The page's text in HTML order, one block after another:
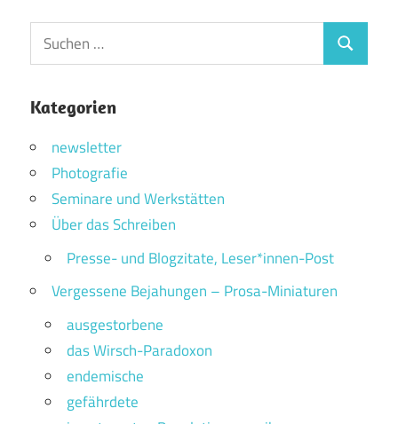
Suchen
nach:
Suchen
Kategorien
newsletter
Photografie
Seminare und Werkstätten
Über das Schreiben
Presse- und Blogzitate, Leser*innen-Post
Vergessene Bejahungen – Prosa-Miniaturen
ausgestorbene
das Wirsch-Paradoxon
endemische
gefährdete